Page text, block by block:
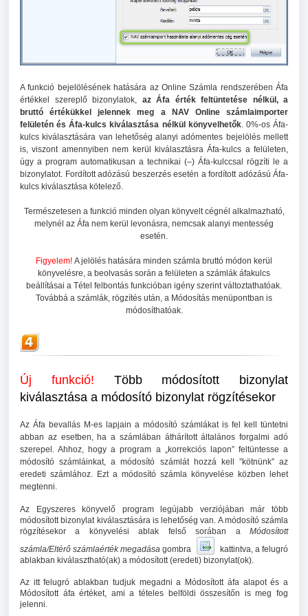
A funkció bejelölésének hatására az Online Számla rendszerében Áfa
értékkel szereplő bizonylatok, az Áfa érték feltüntetése nélkül, a
bruttó értékükkel jelennek meg a NAV Online számlaimporter
felületén és Áfa-kulcs kiválasztása nélkül könyvelhetők. 0%-os Áfa-
kulcs kiválasztására van lehetőség alanyi adómentes bejelölés mellett
is, viszont amennyiben nem kerül kiválasztásra Áfa-kulcs a felületen,
úgy a program automatikusan a technikai (–) Áfa-kulccsal rögzíti le a
bizonylatot. Fordított adózású beszerzés esetén a fordított adózású Áfa-
kulcs kiválasztása kötelező.
Természetesen a funkció minden olyan könyvelt cégnél alkalmazható,
melynél az Áfa nem kerül levonásra, nemcsak alanyi mentesség
esetén.
Figyelem! A jelölés hatására minden számla bruttó módon kerül
könyvelésre, a beolvasás során a felületen a számlák áfakulcs
beállításai a Tétel felbontás funkcióban igény szerint változtathatóak.
Továbbá a számlák, rögzítés után, a Módosítás menüpontban is
módosíthatóak.
Új funkció! Több módosított bizonylat
kiválasztása a módosító bizonylat rögzítésekor
Az Áfa bevallás M-es lapjain a módosító számlákat is fel kell tüntetni
abban az esetben, ha a számlában áthárított általános forgalmi adó
szerepel. Ahhoz, hogy a program a „korrekciós lapon” feltüntesse a
módosító számláinkat, a módosító számlát hozzá kell ”kötnünk” az
eredeti számlához. Ezt a módosító számla könyvelése közben lehet
megtenni.
Az Egyszeres könyvelő program legújabb verziójában már több
módosított bizonylat kiválasztására is lehetőség van. A módosító számla
rögzítésekor a könyvelési ablak felső sorában a Módosított
számla/Eltérő számlaérték megadása gombra
kattintva, a felugró
ablakban kiválasztható(ak) a módosított (eredeti) bizonylat(ok).
Az itt felugró ablakban tudjuk megadni a Módosított áfa alapot és a
Módosított áfa értéket, ami a tételes belföldi összesítőn is meg fog
jelenni.